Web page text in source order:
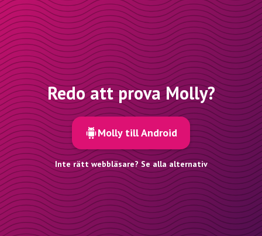
Redo att prova Molly?
Molly till Android
Inte rätt webbläsare? Se alla alternativ